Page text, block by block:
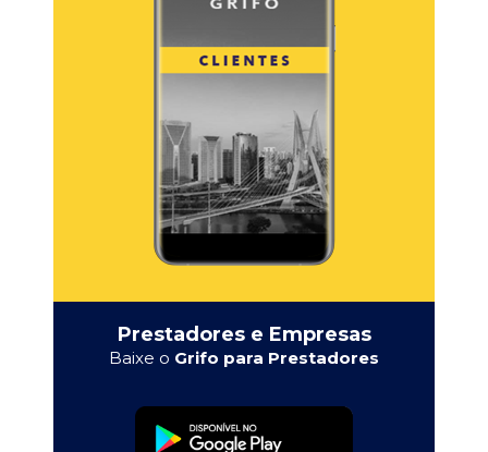
Prestadores e Empresas
Baixe o Grifo para Prestadores